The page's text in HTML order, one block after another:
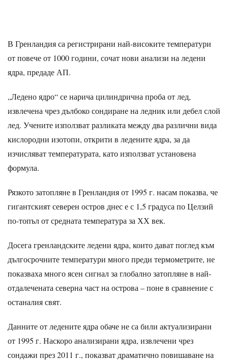
В Гренландия са регистрирани най-високите температури
от повече от 1000 години, сочат нови анализи на ледени
ядра, предаде АП.
„Ледено ядро“ се нарича цилиндрична проба от лед,
извлечена чрез дълбоко сондиране на ледник или дебел слой
лед. Учените използват разликата между два различни вида
кислородни изотопи, открити в ледените ядра, за да
изчисляват температурата, като използват установена
формула.
Рязкото затопляне в Гренландия от 1995 г. насам показва, че
гигантският северен остров днес е с 1,5 градуса по Целзий
по-топъл от средната температура за ХХ век.
Досега гренландските ледени ядра, които дават поглед към
дългосрочните температури много преди термометрите, не
показваха много ясен сигнал за глобално затопляне в най-
отдалечената северна част на острова – поне в сравнение с
останалия свят.
Данните от ледените ядра обаче не са били актуализирани
от 1995 г. Наскоро анализирани ядра, извлечени чрез
сондажи през 2011 г., показват драматично повишаване на